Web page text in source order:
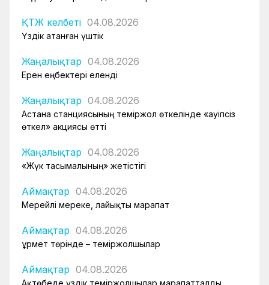
ҚТЖ келбеті 04.08.2026
Үздік атанған үштік
Жаңалықтар 04.08.2026
Ерен еңбектері еленді
Жаңалықтар 04.08.2026
Астана станциясының теміржол өткелінде «Қауіпсіз
өткел» акциясы өтті
Жаңалықтар 04.08.2026
«Жүк тасымалының» жетістігі
Аймақтар 04.08.2026
Мерейлі мереке, лайықты марапат
Аймақтар 04.08.2026
Құрмет төрінде – теміржолшылар
Аймақтар 04.08.2026
Ақтөбеде үздік теміржолшылар марапатталды